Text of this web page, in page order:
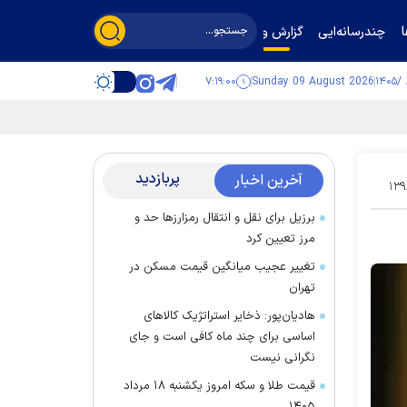
چندرسانه‌ایی گزارش و گفت‌وگو
Sunday 09 August 2026 ۷:۱۹:۰۱
۱۴ آخرین اخبار پربازدید
برزیل برای نقل‌ و انتقال رمزارز‌ها حد و
مرز تعیین کرد
تغییر عجیب میانگین قیمت مسکن در
تهران
هادیان‌پور: ذخایر استراتژیک کالا‌های
اساسی برای چند ماه کافی است و جای
نگرانی نیست
قیمت طلا و سکه امروز یکشنبه ۱۸ مرداد